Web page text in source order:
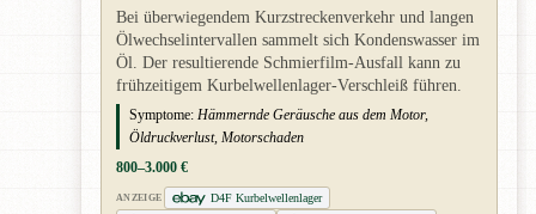
Bei überwiegendem Kurzstreckenverkehr und langen
Ölwechselintervallen sammelt sich Kondenswasser im
Öl. Der resultierende Schmierfilm-Ausfall kann zu
frühzeitigem Kurbelwellenlager-Verschleiß führen.
Symptome: Hämmernde Geräusche aus dem Motor,
Öldruckverlust, Motorschaden
800–3.000 €
ANZEIGE
D4F Kurbelwellenlager